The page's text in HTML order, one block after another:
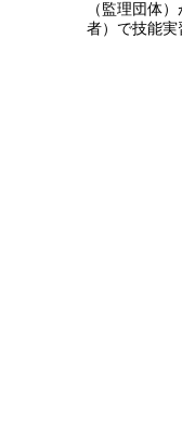
（監理団体
者）で技能実